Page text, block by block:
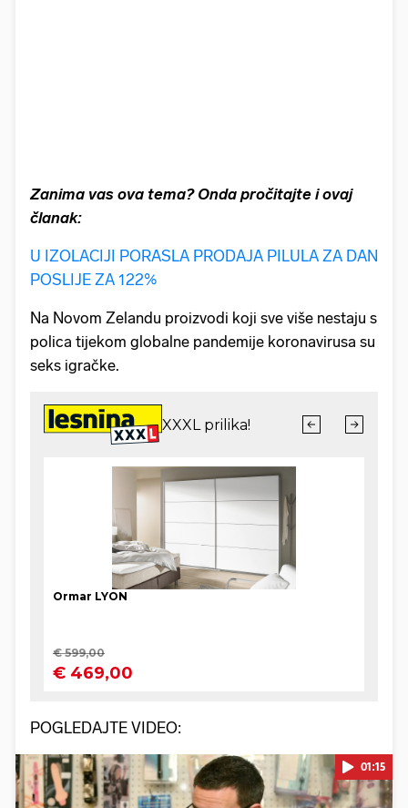
Zanima vas ova tema? Onda pročitajte i ovaj
članak:
U IZOLACIJI PORASLA PRODAJA PILULA ZA DAN
POSLIJE ZA 122%
Na Novom Zelandu proizvodi koji sve više nestaju s
polica tijekom globalne pandemije koronavirusa su
seks igračke.
POGLEDAJTE VIDEO:
01:15